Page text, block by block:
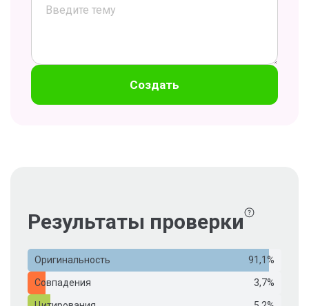
Создать
Результаты проверки
Оригинальность 91,1%
Совпадения 3,7%